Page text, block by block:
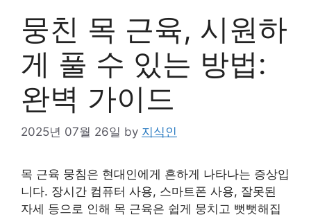
뭉친 목 근육, 시원하
게 풀 수 있는 방법:
완벽 가이드
2025년 07월 26일 by 지식인
목 근육 뭉침은 현대인에게 흔하게 나타나는 증상입
니다. 장시간 컴퓨터 사용, 스마트폰 사용, 잘못된
자세 등으로 인해 목 근육은 쉽게 뭉치고 뻣뻣해집